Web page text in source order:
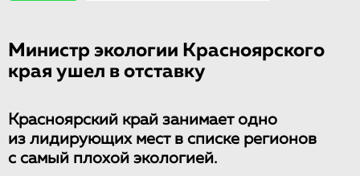
Министр экологии Красноярского
края ушел в отставку
Красноярский край занимает одно
из лидирующих мест в списке регионов
с самый плохой экологией.